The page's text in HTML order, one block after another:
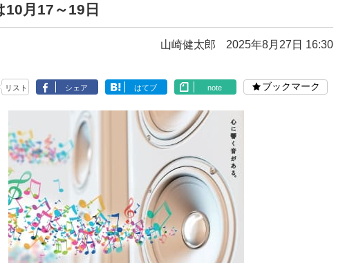
10月17～19日
山崎健太郎 2025年8月27日 16:30
リスト シェア はてブ note ブックマーク